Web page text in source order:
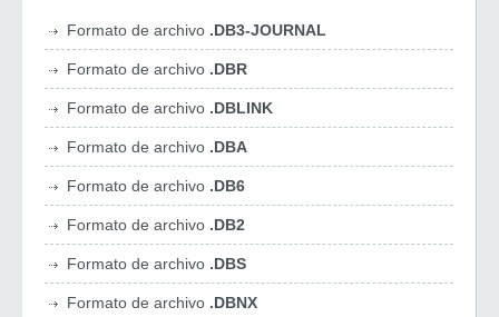
Formato de archivo .DB3-JOURNAL
Formato de archivo .DBR
Formato de archivo .DBLINK
Formato de archivo .DBA
Formato de archivo .DB6
Formato de archivo .DB2
Formato de archivo .DBS
Formato de archivo .DBNX